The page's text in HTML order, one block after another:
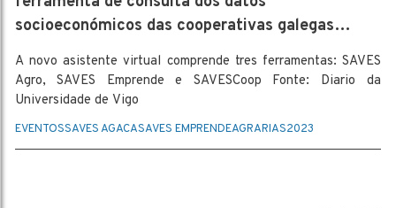
socioeconómicos das cooperativas galegas
(dupli)
A novo asistente virtual comprende tres ferramentas: SAVES
Agro, SAVES Emprende e SAVESCoop Fonte: Diario da
Universidade de Vigo
EVENTOSSAVES AGACASAVES EMPRENDEAGRARIAS2023